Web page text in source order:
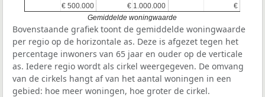
€ 500.000
€ 500.000 € 1.000.000
€ 1.000.000 €
€
Gemiddelde woningwaarde
Bovenstaande grafiek toont de gemiddelde woningwaarde
per regio op de horizontale as. Deze is afgezet tegen het
percentage inwoners van 65 jaar en ouder op de verticale
as. Iedere regio wordt als cirkel weergegeven. De omvang
van de cirkels hangt af van het aantal woningen in een
gebied: hoe meer woningen, hoe groter de cirkel.